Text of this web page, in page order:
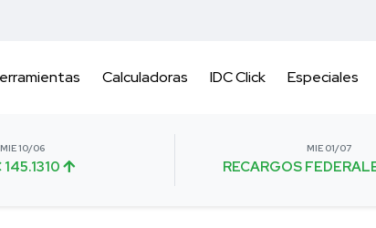
Calculadoras IDC Click Especiales
MIE 10/06
145.1310
MIE 01/07
RECARGOS